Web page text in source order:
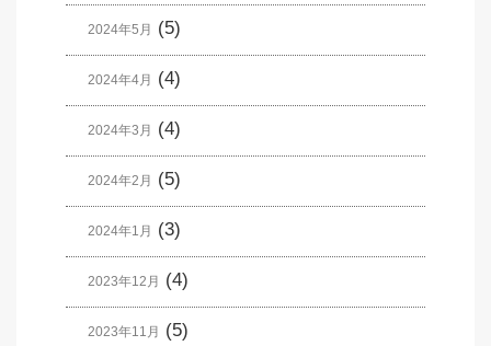
2024年5月 (5)
2024年4月 (4)
2024年3月 (4)
2024年2月 (5)
2024年1月 (3)
2023年12月 (4)
2023年11月 (5)